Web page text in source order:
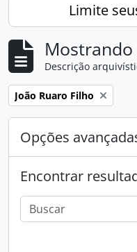
Limite
Descrição
Remover filtro:
João Ruaro Filho
Opções
Encontrar